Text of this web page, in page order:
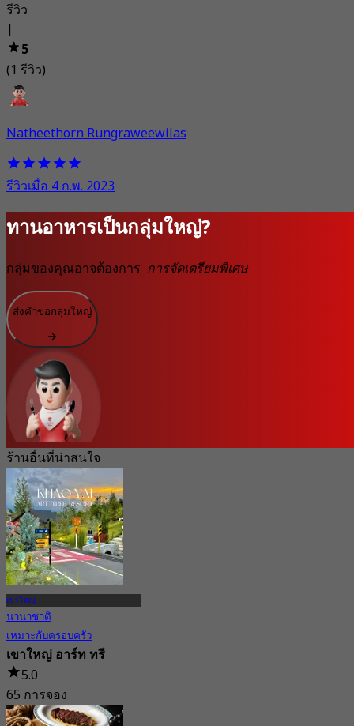
รีวิว
|
5
(1 รีวิว)
Natheethorn Rungraweewilas
รีวิวเมื่อ 4 ก.พ. 2023
ทานอาหารเป็นกลุ่มใหญ่?
กลุ่มของคุณอาจต้องการ การจัดเตรียมพิเศษ
ส่งคำขอกลุ่มใหญ่
ร้านอื่นที่น่าสนใจ
เขาใหญ่
นานาชาติ
เหมาะกับครอบครัว
เขาใหญ่ อาร์ท ทรี
5.0
65 การจอง
จาก฿ 447.5